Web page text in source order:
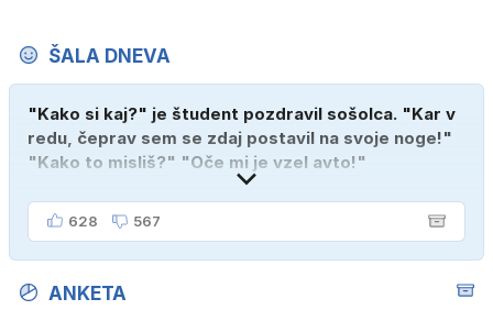
ŠALA DNEVA
"Kako si kaj?" je študent pozdravil sošolca. "Kar v
redu, čeprav sem se zdaj postavil na svoje noge!"
"Kako to misliš?" "Oče mi je vzel avto!"
628 567
ANKETA